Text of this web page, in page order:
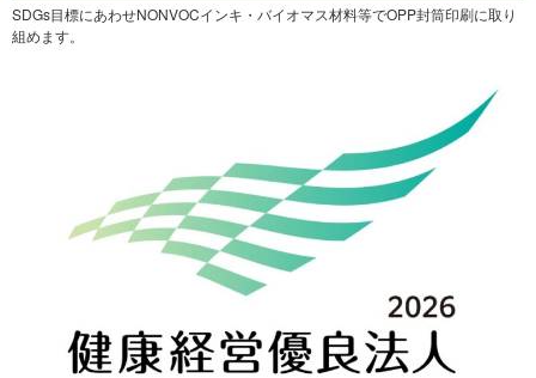
SDGs目標にあわせNONVOCインキ・バイオマス材料等でOPP封筒印刷に取り
組めます。